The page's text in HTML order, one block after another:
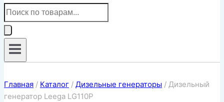
Поиск
товаров
Главная / Каталог / Дизельные генераторы / Дизельный
генератор Leega LG110P